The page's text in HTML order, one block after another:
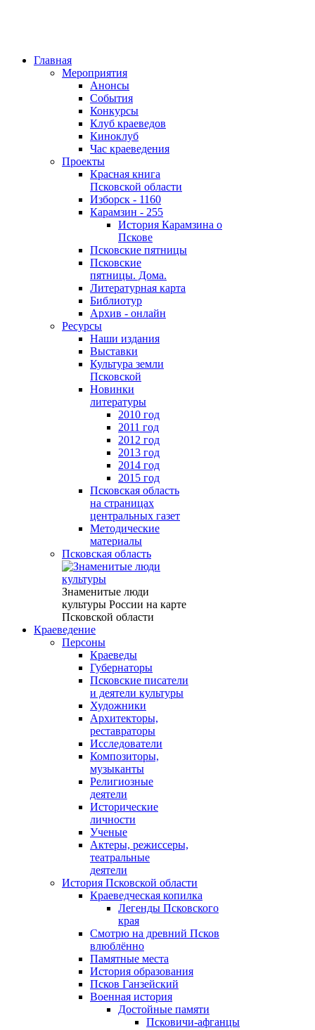
Главная
Мероприятия
Анонсы
События
Конкурсы
Клуб краеведов
Киноклуб
Час краеведения
Проекты
Красная книга
Псковской области
Изборск - 1160
Карамзин - 255
История Карамзина о
Пскове
Псковские пятницы
Псковские
пятницы. Дома.
Литературная карта
Библиотур
Архив - онлайн
Ресурсы
Наши издания
Выставки
Культура земли
Псковской
Новинки
литературы
2010 год
2011 год
2012 год
2013 год
2014 год
2015 год
Псковская область
на страницах
центральных газет
Методические
материалы
Псковская область
Знаменитые люди
культуры России на карте
Псковской области
Краеведение
Персоны
Краеведы
Губернаторы
Псковские писатели
и деятели культуры
Художники
Архитекторы,
реставраторы
Исследователи
Композиторы,
музыканты
Религиозные
деятели
Исторические
личности
Ученые
Актеры, режиссеры,
театральные
деятели
История Псковской области
Краеведческая копилка
Легенды Псковского
края
Смотрю на древний Псков
влюблённо
Памятные места
История образования
Псков Ганзейский
Военная история
Достойные памяти
Псковичи-афганцы